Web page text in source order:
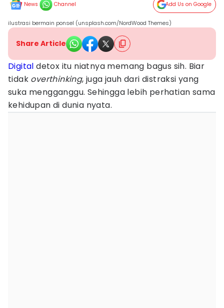
News Channel Add Us on Google
ilustrasi bermain ponsel (unsplash.com/NordWood Themes)
Share Article
Digital detox itu niatnya memang bagus sih. Biar
tidak overthinking, juga jauh dari distraksi yang
suka mengganggu. Sehingga lebih perhatian sama
kehidupan di dunia nyata.